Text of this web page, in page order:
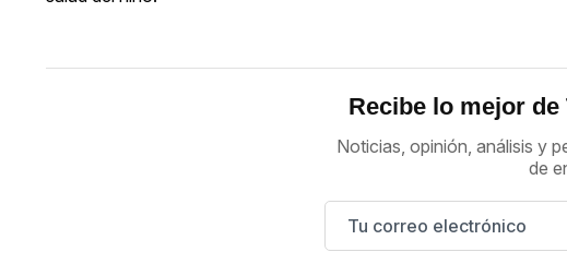
Recibe lo mejor
Noticias, opinión, análisis y
de